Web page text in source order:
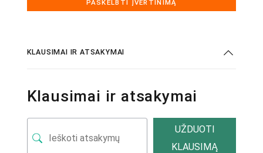
KLAUSIMAI IR ATSAKYMAI
Klausimai ir atsakymai
UŽDUOTI
KLAUSIMĄ